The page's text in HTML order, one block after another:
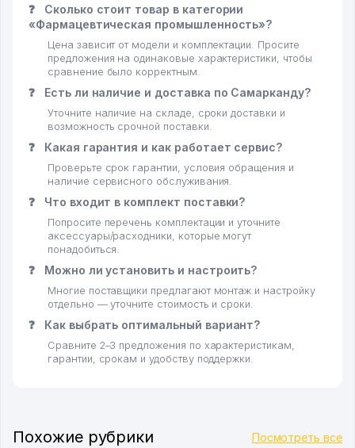
❓
Сколько стоит товар в категории
«Фармацевтическая промышленность»?
Цена зависит от модели и комплектации. Просите
предложения на одинаковые характеристики, чтобы
сравнение было корректным.
❓ Есть ли наличие и доставка по Самарканду?
Уточните наличие на складе, сроки доставки и
возможность срочной поставки.
❓ Какая гарантия и как работает сервис?
Проверьте срок гарантии, условия обращения и
наличие сервисного обслуживания.
❓ Что входит в комплект поставки?
Попросите перечень комплектации и уточните
аксессуары/расходники, которые могут
понадобиться.
❓ Можно ли установить и настроить?
Многие поставщики предлагают монтаж и настройку
отдельно — уточните стоимость и сроки.
❓ Как выбрать оптимальный вариант?
Сравните 2–3 предложения по характеристикам,
гарантии, срокам и удобству поддержки.
Похожие рубрики Посмотреть все